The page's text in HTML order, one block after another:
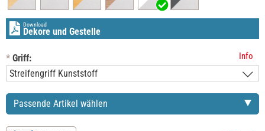
Download
Dekore und Gestelle
* Griff: Info
Passende Artikel wählen